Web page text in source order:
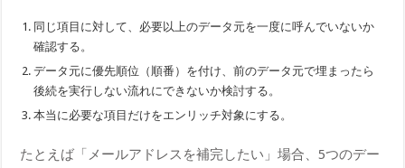
同じ項目に対して、必要以上のデータ元を一度に呼んでいないか
確認する。
データ元に優先順位（順番）を付け、前のデータ元で埋まったら
後続を実行しない流れにできないか検討する。
本当に必要な項目だけをエンリッチ対象にする。
たとえば「メールアドレスを補完したい」場合、5つのデー